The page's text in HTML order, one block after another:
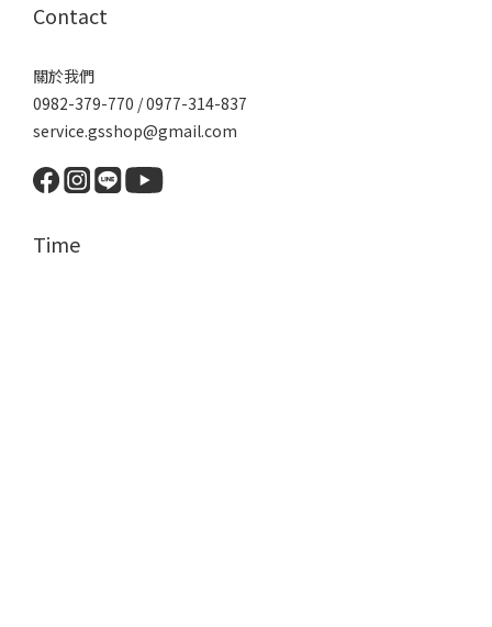
Contact
關於我們
0982-379-770 / 0977-314-837
service.gsshop@gmail.com
Time